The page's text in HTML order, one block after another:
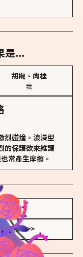
是...
胡椒、肉桂
我
烈碰撞。浪漫型
的保護欲來維護
常產生摩擦。
解析 >>>